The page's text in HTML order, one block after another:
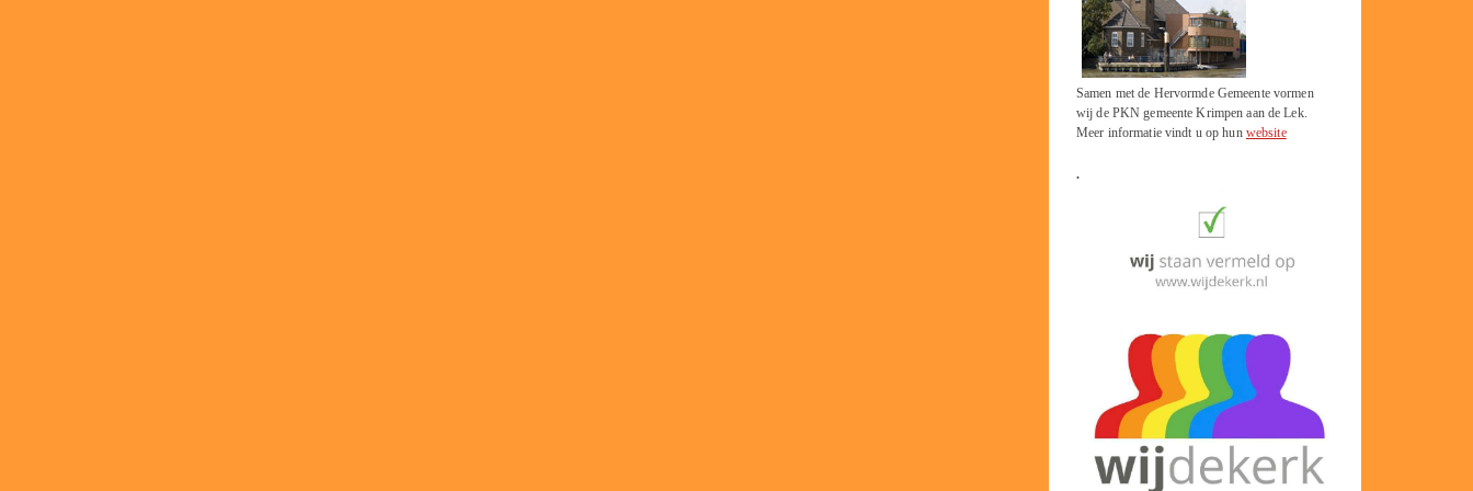
Samen met de Hervormde Gemeente vormen
wij de PKN gemeente Krimpen aan de Lek.
Meer informatie vindt u op hun website
.